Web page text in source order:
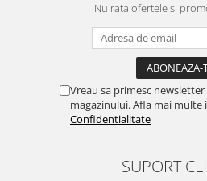
Nu rata ofertele si
Vreau sa primesc
magazinului. Afla mai multe
Confidentialitate
SUPORT